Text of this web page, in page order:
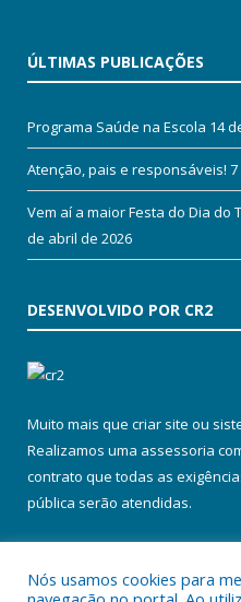
ÚLTIMAS PUBLICAÇÕES
Programa Saúde na Escola 14
Atenção, pais e responsáveis!
Vem aí a maior Festa do Dia do
de abril de 2026
DESENVOLVIDO POR CR2
Muito mais que criar site ou
Realizamos uma assessoria
contrato que todas as
pública serão atendidas.
Nós usamos cookies para